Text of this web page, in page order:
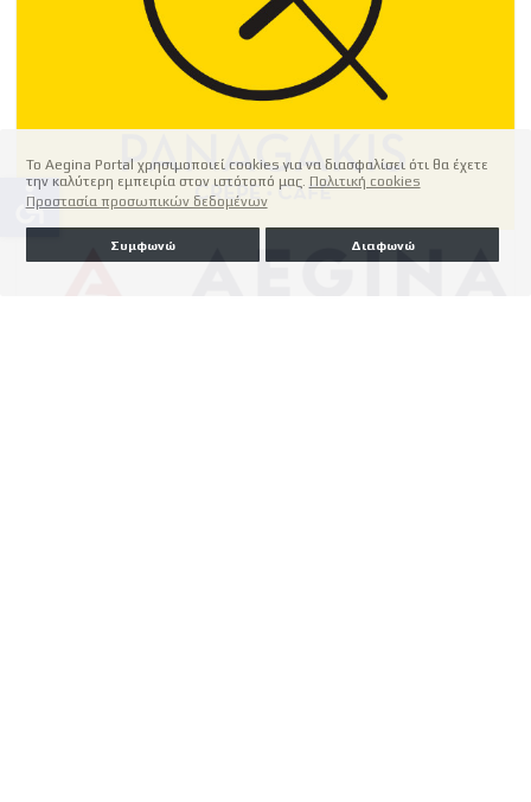
Το Aegina Portal χρησιμοποιεί cookies για να διασφαλίσει ότι θα έχετε
την καλύτερη εμπειρία στον ιστότοπό μας. Πολιτική cookies
Προστασία προσωπικών δεδομένων
Συμφωνώ Διαφωνώ
accessible